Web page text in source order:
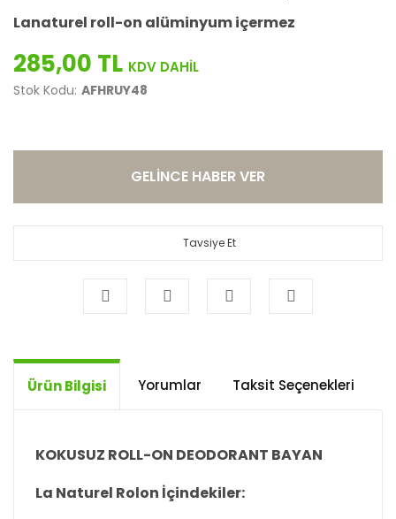
Lanaturel roll-on alüminyum içermez
285,00 TL
Stok Kodu: AFHRUY48
GELİNCE HABER VER
Tavsiye Et
Ürün Bilgisi Yorumlar Taksit Seçenekleri
KOKUSUZ ROLL-ON DEODORANT BAYAN
La Naturel Rolon İçindekiler: